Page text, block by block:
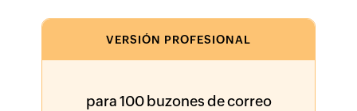
VERSIÓN PROFESIONAL
para 100 buzones de correo